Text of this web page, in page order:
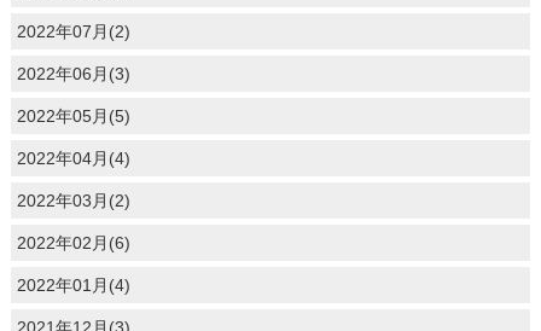
2022年07月(2)
2022年06月(3)
2022年05月(5)
2022年04月(4)
2022年03月(2)
2022年02月(6)
2022年01月(4)
2021年12月(3)